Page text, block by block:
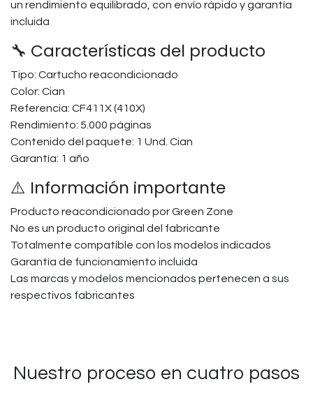
un rendimiento equilibrado, con envío rápido y garantía
incluida
🔧 Características del producto
Tipo: Cartucho reacondicionado
Color: Cian
Referencia: CF411X (410X)
Rendimiento: 5.000 páginas
Contenido del paquete: 1 Und. Cian
Garantía: 1 año
⚠️ Información importante
Producto reacondicionado por Green Zone
No es un producto original del fabricante
Totalmente compatible con los modelos indicados
Garantía de funcionamiento incluida
Las marcas y modelos mencionados pertenecen a sus
respectivos fabricantes
Nuestro proceso en cuatro pasos